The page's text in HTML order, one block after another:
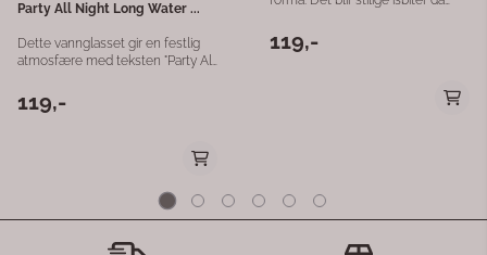
eller sammen med andre
er et flott innslag på spisebordet,
sofabordet, peishyllen eller i
tidløst preg – perfekt for deg som